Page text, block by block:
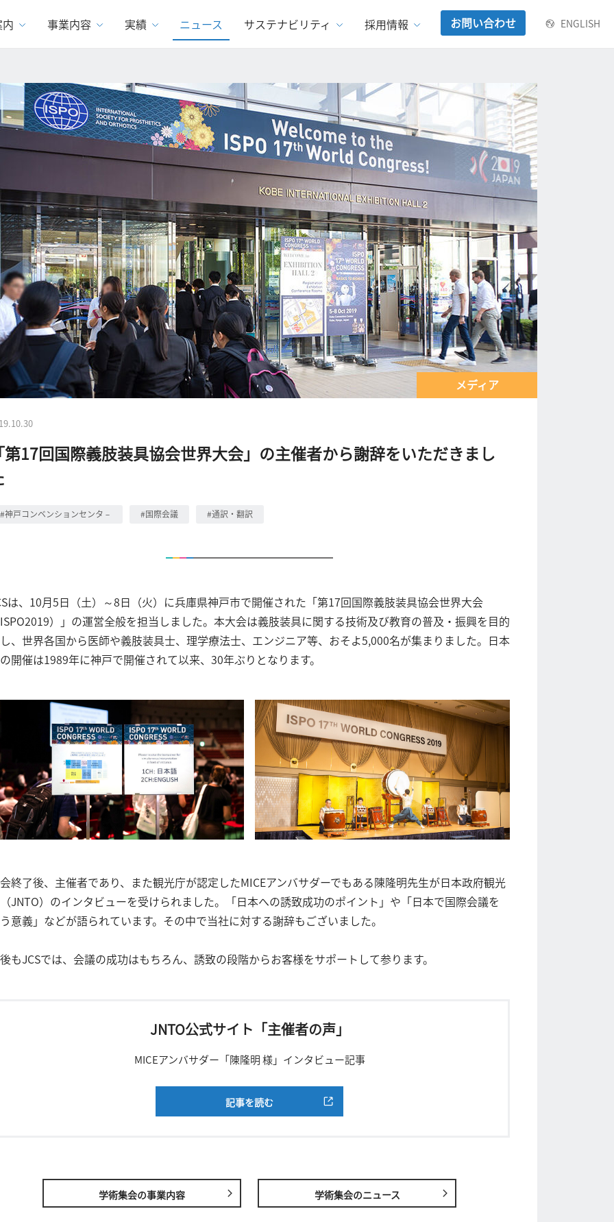
事業内容 実績 ニュース サステナビリティ 採用情報 お問い合わせ ENGLISH
メディア
第17回国際義肢装具協会世界大会」の主催者から謝辞をいただきまし
#神戸コンベンションセンタ－ #国際会議 #通訳・翻訳
は、10月5日（土）～8日（火）に兵庫県神戸市で開催された「第17回国際義肢装具協会世界大会
）」の運営全般を担当しました。本大会は義肢装具に関する技術及び教育の普及・振興を目的
、世界各国から医師や義肢装具士、理学療法士、エンジニア等、おそよ5,000名が集まりました。日本
開催は1989年に神戸で開催されて以来、30年ぶりとなります。
終了後、主催者であり、また観光庁が認定したMICEアンバサダーでもある陳隆明先生が日本政府観光
JNTO）のインタビューを受けられました。「日本への誘致成功のポイント」や「日本で国際会議を
意義」などが語られています。その中で当社に対する謝辞もございました。
もJCSでは、会議の成功はもちろん、誘致の段階からお客様をサポートして参ります。
JNTO公式サイト「主催者の声」
MICEアンバサダー「陳隆明 様」インタビュー記事
記事を読む
学術集会の事業内容 学術集会のニュース